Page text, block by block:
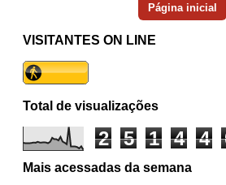
Página inicial
VISITANTES ON LINE
Total de visualizações
2 5 1 4 4
Mais acessadas da semana